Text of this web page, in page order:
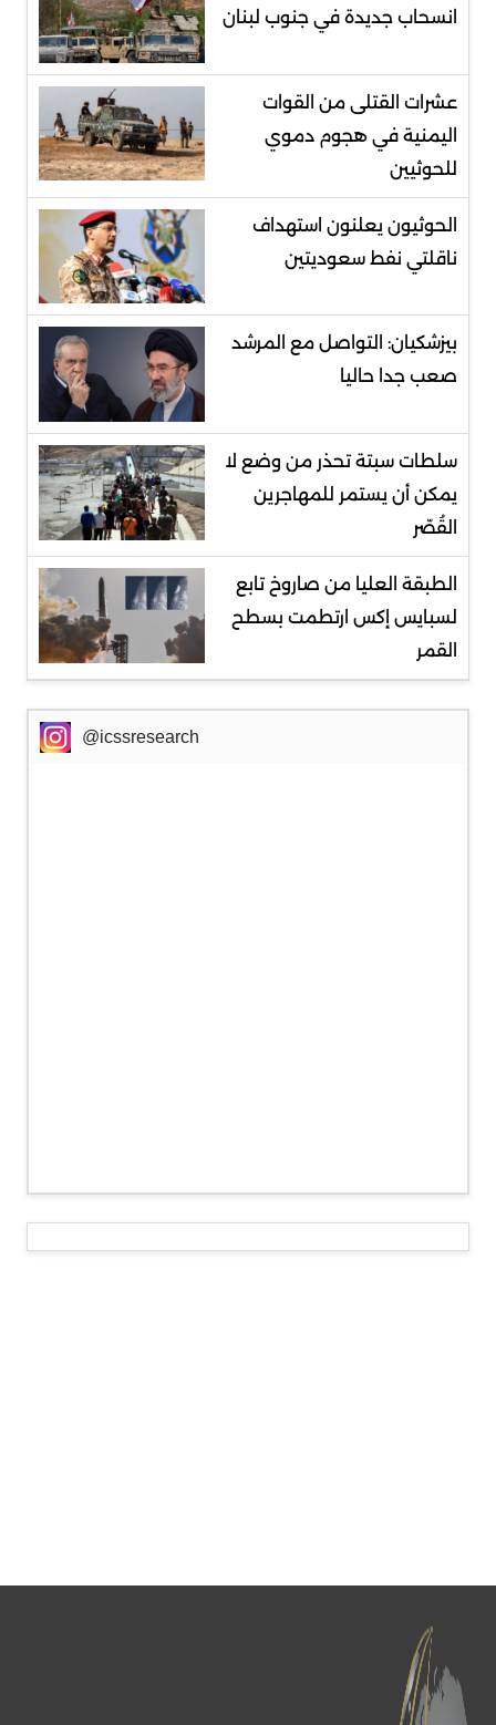
انسحاب جديدة في جنوب لبنان
عشرات القتلى من القوات
اليمنية في هجوم دموي
للحوثيين
الحوثيون يعلنون استهداف
ناقلتي نفط سعوديتين
بيزشكيان: التواصل مع المرشد
صعب جدا حاليا
سلطات سبتة تحذر من وضع لا
يمكن أن يستمر للمهاجرين
القُصّر
الطبقة العليا من صاروخ تابع
لسبايس إكس ارتطمت بسطح
القمر
@icssresearch